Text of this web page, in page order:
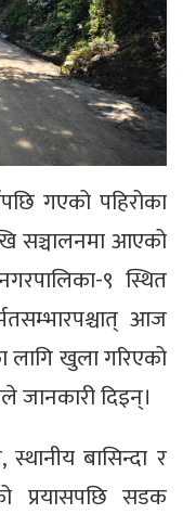
गएको पहिरोका
सञ्चालनमा आएको
९ स्थित
आज
लागि खुला गरिएको
जानकारी दिइन्।
बासिन्दा र
प्रयासपछि सडक